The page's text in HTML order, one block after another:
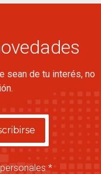
sean de tu interés, no
*